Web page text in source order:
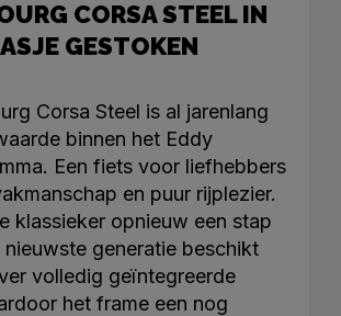
CORSA STEEL IN
GESTOKEN
Corsa Steel is al jarenlang
binnen het Eddy
Een fiets voor liefhebbers
en puur rijplezier.
klassieker opnieuw een stap
generatie beschikt
volledig geïntegreerde
het frame een nog